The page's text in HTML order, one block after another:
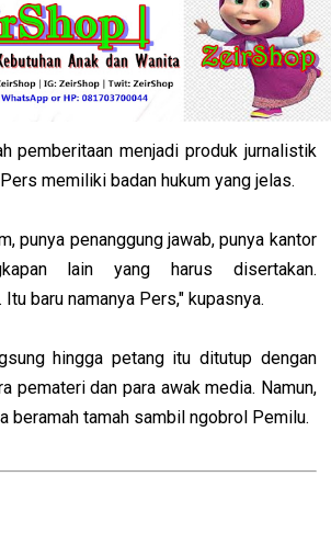
pemberitaan menjadi produk jurnalistik
memiliki badan hukum yang jelas.
punya penanggung jawab, punya kantor
lain yang harus disertakan.
baru namanya Pers," kupasnya.
hingga petang itu ditutup dengan
pemateri dan para awak media. Namun,
beramah tamah sambil ngobrol Pemilu.